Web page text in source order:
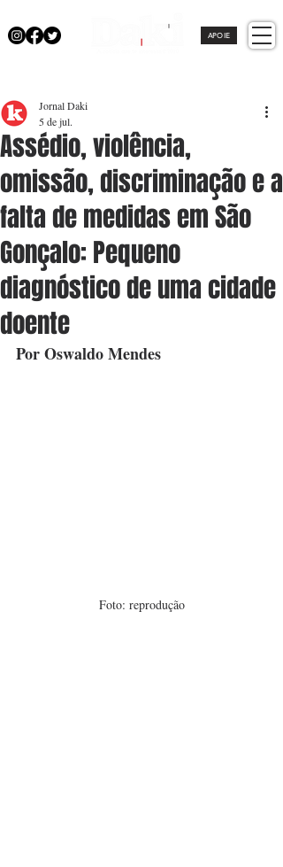
APOIE
Assédio, violência,
omissão, discriminação e a
falta de medidas em São
Gonçalo: Pequeno
diagnóstico de uma cidade
doente
Jornal Daki
5 de jul.
Por Oswaldo Mendes
Foto: reprodução